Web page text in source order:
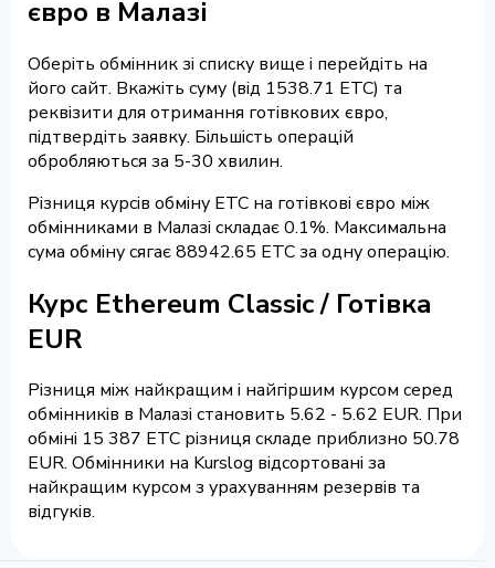
євро в Малазі
Оберіть обмінник зі списку вище і перейдіть на
його сайт. Вкажіть суму (від 1538.71 ETC) та
реквізити для отримання готівкових євро,
підтвердіть заявку. Більшість операцій
обробляються за 5-30 хвилин.
Різниця курсів обміну ETC на готівкові євро між
обмінниками в Малазі складає 0.1%. Максимальна
сума обміну сягає 88942.65 ETC за одну операцію.
Курс Ethereum Classic / Готівка
EUR
Різниця між найкращим і найгіршим курсом серед
обмінників в Малазі становить 5.62 - 5.62 EUR. При
обміні 15 387 ETC різниця складе приблизно 50.78
EUR. Обмінники на Kurslog відсортовані за
найкращим курсом з урахуванням резервів та
відгуків.